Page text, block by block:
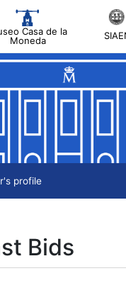
Casa de la
Moneda
profile
Bids